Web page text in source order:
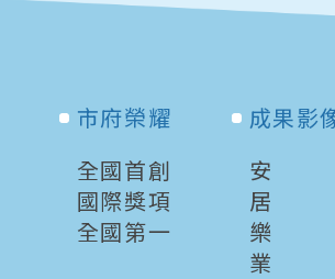
市府榮耀
全國首創
國際獎項
全國第一
成果影
安
居
樂
業